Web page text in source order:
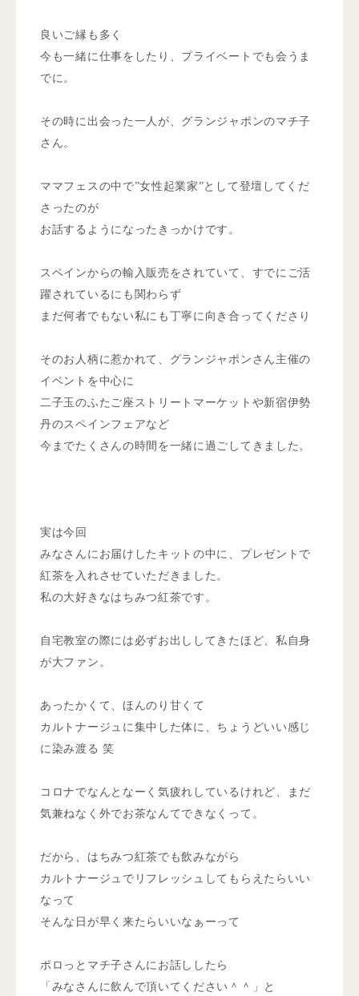
良いご縁も多く
今も一緒に仕事をしたり、プライベートでも会うま
でに。
その時に出会った一人が、グランジャポンのマチ子
さん。
ママフェスの中で”女性起業家”として登壇してくだ
さったのが
お話するようになったきっかけです。
スペインからの輸入販売をされていて、すでにご活
躍されているにも関わらず
まだ何者でもない私にも丁寧に向き合ってくださり
そのお人柄に惹かれて、グランジャポンさん主催の
イベントを中心に
二子玉のふたご座ストリートマーケットや新宿伊勢
丹のスペインフェアなど
今までたくさんの時間を一緒に過ごしてきました。
実は今回
みなさんにお届けしたキットの中に、プレゼントで
紅茶を入れさせていただきました。
私の大好きなはちみつ紅茶です。
自宅教室の際には必ずお出ししてきたほど、私自身
が大ファン。
あったかくて、ほんのり甘くて
カルトナージュに集中した体に、ちょうどいい感じ
に染み渡る 笑
コロナでなんとなーく気疲れしているけれど、まだ
気兼ねなく外でお茶なんてできなくって。
だから、はちみつ紅茶でも飲みながら
カルトナージュでリフレッシュしてもらえたらいい
なって
そんな日が早く来たらいいなぁーって
ポロっとマチ子さんにお話ししたら
「みなさんに飲んで頂いてください＾＾」と